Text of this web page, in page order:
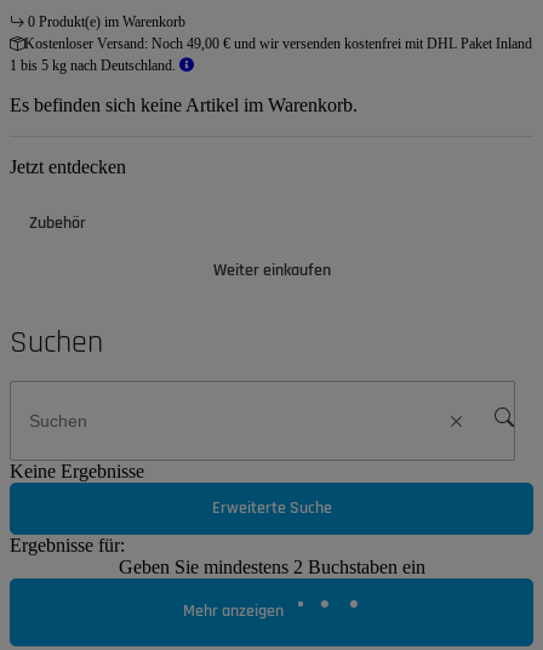
0 Produkt(e) im Warenkorb
Kostenloser Versand: Noch 49,00 € und wir versenden kostenfrei mit DHL Paket Inland
1 bis 5 kg nach Deutschland.
Es befinden sich keine Artikel im Warenkorb.
Jetzt entdecken
Zubehör
Weiter einkaufen
Suchen
Keine Ergebnisse
Erweiterte Suche
Ergebnisse für:
Geben Sie mindestens 2 Buchstaben ein
Mehr anzeigen